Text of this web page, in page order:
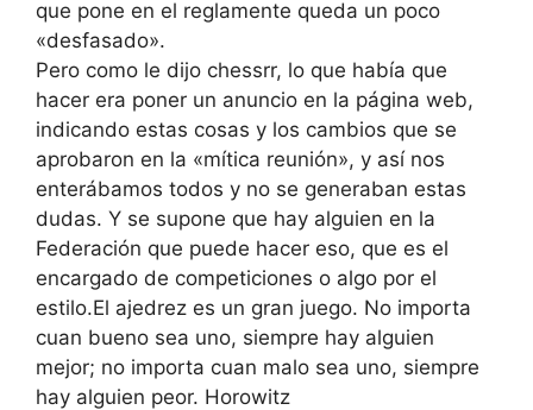
que pone en el reglamente queda un poco
«desfasado».
Pero como le dijo chessrr, lo que había que
hacer era poner un anuncio en la página web,
indicando estas cosas y los cambios que se
aprobaron en la «mítica reunión», y así nos
enterábamos todos y no se generaban estas
dudas. Y se supone que hay alguien en la
Federación que puede hacer eso, que es el
encargado de competiciones o algo por el
estilo.El ajedrez es un gran juego. No importa
cuan bueno sea uno, siempre hay alguien
mejor; no importa cuan malo sea uno, siempre
hay alguien peor. Horowitz